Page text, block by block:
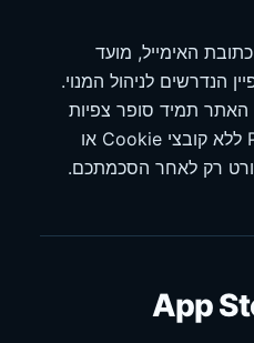
האימייל, מועד
הנדרשים לניהול המנוי.
תמיד סופר צפיות
בדפים באמצעות ניתוח PostHog ללא קובצי Cookie או
רק לאחר הסכמתכם.